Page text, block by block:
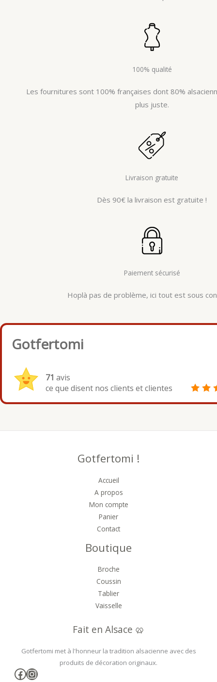
100% qualité
Les fournitures sont 100% françaises dont 80%
plus juste.
Livraison gratuite
Dès 90€ la livraison est gratuite !
Paiement sécurisé
Hoplà pas de problème, ici tout est sous
Gotfertomi
71 avis
ce que disent nos clients et clientes
Gotfertomi !
Accueil
A propos
Mon compte
Panier
Contact
Boutique
Broche
Coussin
Tablier
Vaisselle
Fait en Alsace 🥨
Gotfertomi met à l'honneur la tradition alsacienne avec des
produits de décoration originaux.
Facebook
Instagram